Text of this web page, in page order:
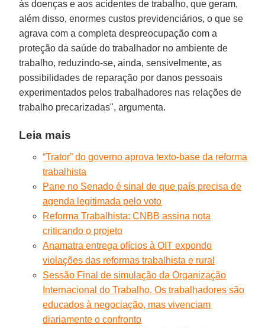
às doenças e aos acidentes de trabalho, que geram,
além disso, enormes custos previdenciários, o que se
agrava com a completa despreocupação com a
proteção da saúde do trabalhador no ambiente de
trabalho, reduzindo-se, ainda, sensivelmente, as
possibilidades de reparação por danos pessoais
experimentados pelos trabalhadores nas relações de
trabalho precarizadas", argumenta.
Leia mais
“Trator” do governo aprova texto-base da reforma
trabalhista
Pane no Senado é sinal de que país precisa de
agenda legitimada pelo voto
Reforma Trabalhista: CNBB assina nota
criticando o projeto
Anamatra entrega ofícios à OIT expondo
violações das reformas trabalhista e rural
Sessão Final de simulação da Organização
Internacional do Trabalho. Os trabalhadores são
educados à negociação, mas vivenciam
diariamente o confronto